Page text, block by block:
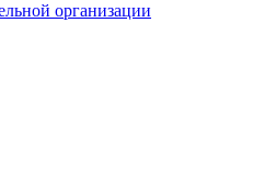
организации